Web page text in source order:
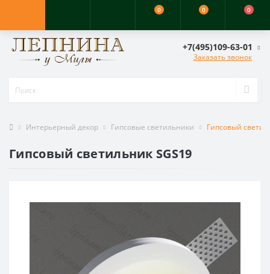
0 0 0
+7(495)109-63-01
Заказать звонок
Интерьерный декор Гипсовые светильники Гипсовый
Гипсовый светильник SGS19